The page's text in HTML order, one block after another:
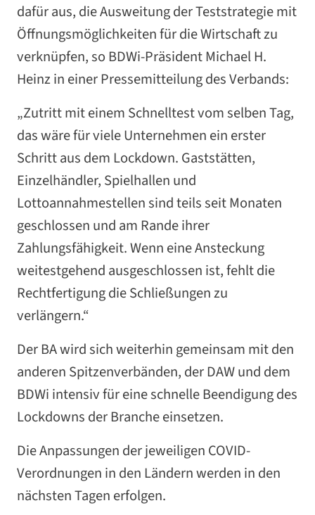
dafür aus, die Ausweitung der Teststrategie mit
Öffnungsmöglichkeiten für die Wirtschaft zu
verknüpfen, so BDWi-Präsident Michael H.
Heinz in einer Pressemitteilung des Verbands:
„Zutritt mit einem Schnelltest vom selben Tag,
das wäre für viele Unternehmen ein erster
Schritt aus dem Lockdown. Gaststätten,
Einzelhändler, Spielhallen und
Lottoannahmestellen sind teils seit Monaten
geschlossen und am Rande ihrer
Zahlungsfähigkeit. Wenn eine Ansteckung
weitestgehend ausgeschlossen ist, fehlt die
Rechtfertigung die Schließungen zu
verlängern.“
Der BA wird sich weiterhin gemeinsam mit den
anderen Spitzenverbänden, der DAW und dem
BDWi intensiv für eine schnelle Beendigung des
Lockdowns der Branche einsetzen.
Die Anpassungen der jeweiligen COVID-
Verordnungen in den Ländern werden in den
nächsten Tagen erfolgen.